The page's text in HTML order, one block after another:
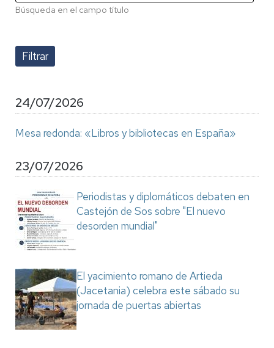
Búsqueda en el campo título
24/07/2026
Mesa redonda: «Libros y bibliotecas en España»
23/07/2026
Periodistas y diplomáticos debaten en
Castejón de Sos sobre "El nuevo
desorden mundial"
El yacimiento romano de Artieda
(Jacetania) celebra este sábado su
jornada de puertas abiertas